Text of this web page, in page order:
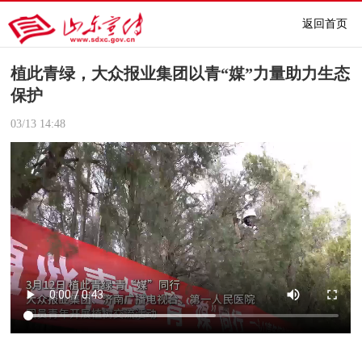
返回首页
植此青绿，大众报业集团以青“媒”力量助力生态
保护
03/13 14:48